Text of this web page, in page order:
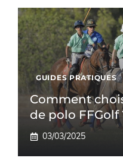
GUIDES PRATIQUES
Comment
de polo FFGolf
03/03/2025